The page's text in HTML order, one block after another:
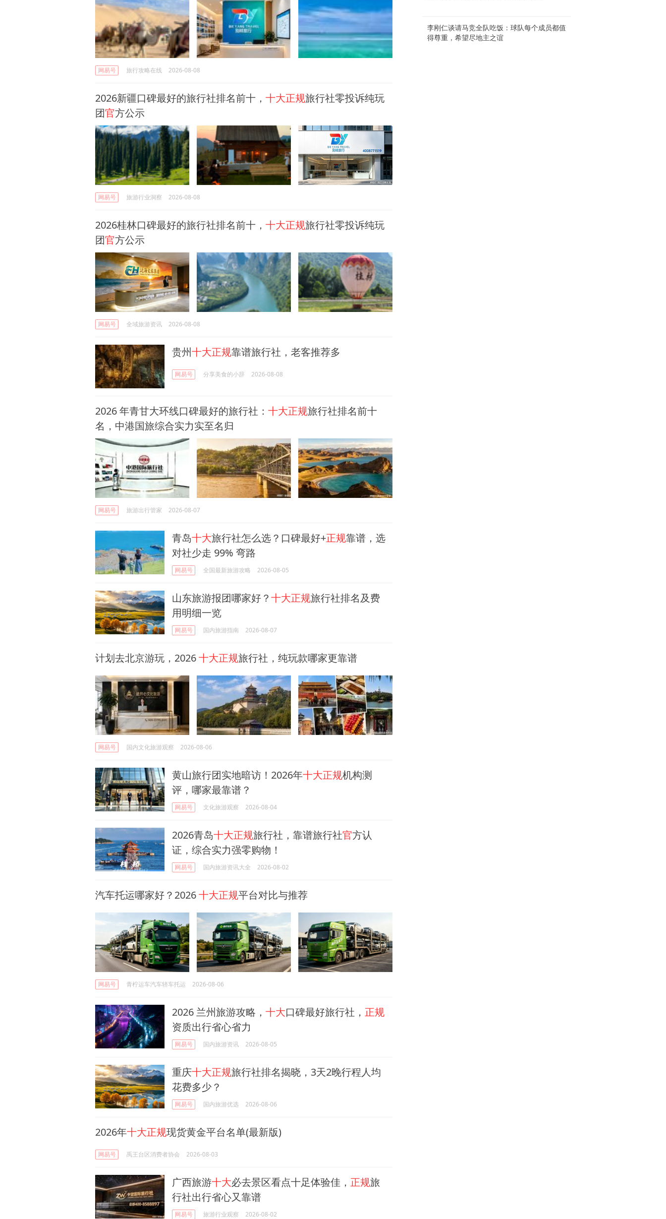
网易号 旅行攻略在线 2026-08-08
2026新疆口碑最好的旅行社排名前十， 十大正规旅行社零投诉纯玩
团官方公示
网易号 旅游行业洞察 2026-08-08
2026桂林口碑最好的旅行社排名前十， 十大正规旅行社零投诉纯玩
团官方公示
网易号 全域旅游资讯 2026-08-08
贵州十大正规靠谱旅行社，老客推荐多
网易号 分享美食的小辞 2026-08-08
2026 年青甘大环线口碑最好的旅行社： 十大正规旅行社排名前十
名，中港国旅综合实力实至名归
网易号 旅游出行管家 2026-08-07
青岛十大旅行社怎么选？口碑最好+正规靠谱，选
对社少走 99% 弯路
网易号 全国最新旅游攻略 2026-08-05
山东旅游报团哪家好？十大正规旅行社排名及费
用明细一览
网易号 国内旅游指南 2026-08-07
计划去北京游玩，2026十大正规旅行社，纯玩款哪家更靠谱
网易号 国内文化旅游观察 2026-08-06
黄山旅行团实地暗访！2026年十大正规机构测
评，哪家最靠谱？
网易号 文化旅游观察 2026-08-04
2026青岛十大正规旅行社，靠谱旅行社官方认
证，综合实力强零购物！
网易号 国内旅游资讯大全 2026-08-02
汽车托运哪家好？2026十大正规平台对比与推荐
网易号 青柠运车汽车轿车托运 2026-08-06
2026 兰州旅游攻略， 十大口碑最好旅行社， 正规
资质出行省心省力
网易号 国内旅游资讯 2026-08-05
重庆十大正规旅行社排名揭晓，3天2晚行程人均
花费多少？
网易号 国内旅游优选 2026-08-06
2026年十大正规现货黄金平台名单(最新版)
网易号 禹王台区消费者协会 2026-08-03
广西旅游十大必去景区看点十足体验佳， 正规旅
行社出行省心又靠谱
网易号 旅游行业观察 2026-08-02
李刚仁谈请马竞全队吃饭：球队每个成员都值
得尊重，希望尽地主之谊